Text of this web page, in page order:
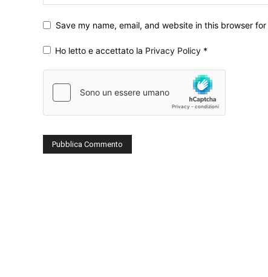
Save my name, email, and website in this browser
Ho letto e accettato la Privacy Policy *